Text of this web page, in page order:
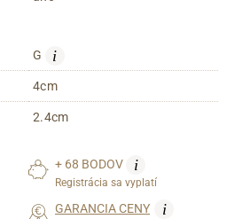
G i
4cm
2.4cm
+ 68 BODOV i
Registrácia sa vyplatí
GARANCIA CENY i